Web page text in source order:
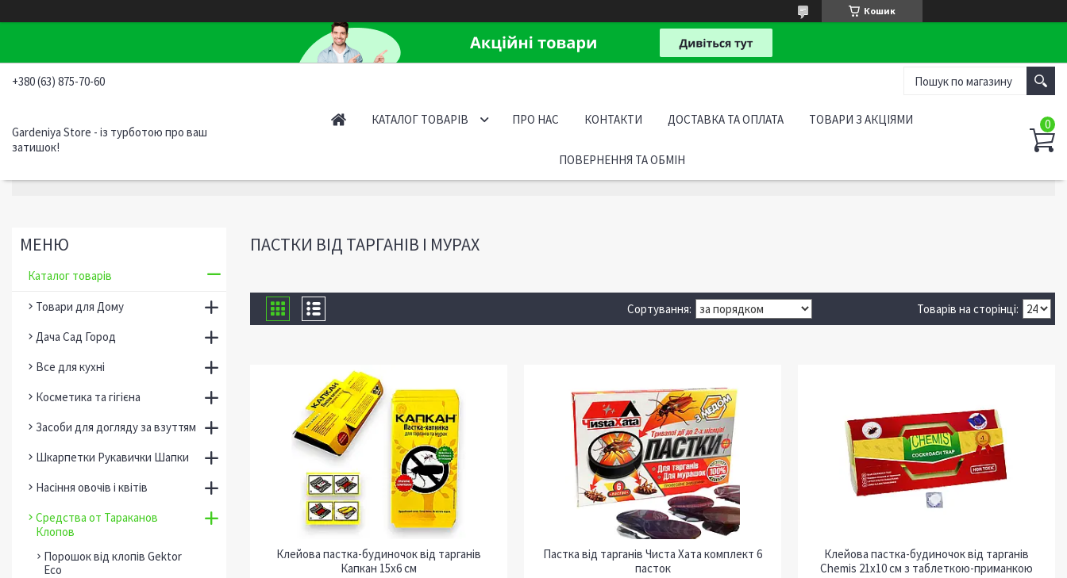
Кошик
+380 (63) 875-70-60
Gardeniya Store - із турботою про ваш
затишок!
КАТАЛОГ ТОВАРІВ ПРО НАС КОНТАКТИ ДОСТАВКА ТА ОПЛАТА ТОВАРИ З АКЦІЯМИ
ПОВЕРНЕННЯ ТА ОБМІН
ПАСТКИ ВІД ТАРГАНІВ І МУРАХ
Клейова пастка-будиночок від тарганів
Капкан 15х6 см
Пастка від тарганів Чиста Хата комплект 6
пасток
Клейова пастка-будиночок від тарганів
Chemis 21х10 см з таблеткою-приманкою
Каталог товарів
Товари для Дому
Дача Сад Город
Все для кухні
Косметика та гігієна
Засоби для догляду за взуттям
Шкарпетки Рукавички Шапки
Насіння овочів і квітів
Средства от Тараканов
Клопов
Порошок від клопів Gektor
Есо